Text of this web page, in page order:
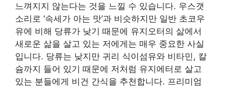
느껴지지 않는다는 것을 느낄 수 있습니다. 우스갯
소리로 ‘속세가 아는 맛’과 비슷하지만 일반 초코우
유에 비해 당류가 낮기 때문에 유지오터의 삶에서
새로운 삶을 살고 있는 저에게는 매우 중요한 사실
입니다. 당류는 낮지만 귀리 식이섬유와 비타민, 칼
슘까지 들어 있기 때문에 저처럼 유지에터로 살고
있는 분들에게 비건 간식을 추천합니다. 프리미엄